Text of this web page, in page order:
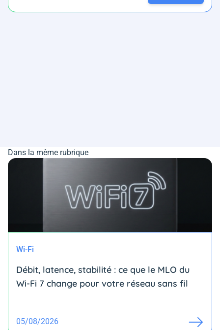
Dans la même rubrique
Wi-Fi
Débit, latence, stabilité : ce que le MLO du
Wi-Fi 7 change pour votre réseau sans fil
05/08/2026